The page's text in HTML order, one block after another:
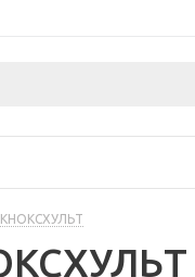
КНОКСХУЛЬТ